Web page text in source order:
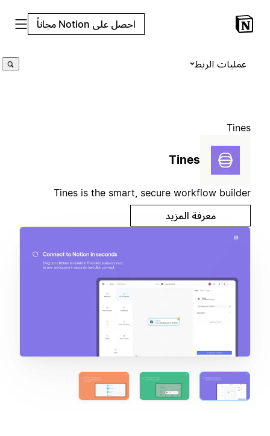
احصل على Notion مجاناً
عمليات الربط
Tines
Tines
Tines is the smart, secure workflow builder
معرفة المزيد